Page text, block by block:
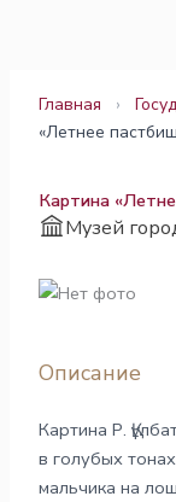
Главная ›
«Летнее
Картина
Музей
Описание
Картина Р.
в голубых
мальчика на